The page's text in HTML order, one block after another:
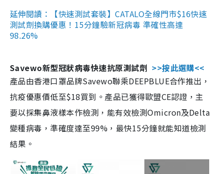
延伸閱讀：【快速測試套裝】CATALO全線門市$16快速
測試劑換購優惠！15分鐘驗新冠病毒 準確性高達
98.26%
Savewo新型冠狀病毒快速抗原測試劑 >>按此選購<<
產品由香港口罩品牌Savewo聯乘DEEPBLUE合作推出，
抗疫優惠價低至$18買到。產品已獲得歐盟CE認證，主
要以採集鼻液樣本作檢測，能有效檢測Omicron及Delta
變種病毒，準確度達至99%，最快15分鐘就能知道檢測
結果。